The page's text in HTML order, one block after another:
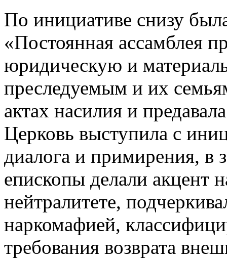
По инициативе снизу
«Постоянная ассамблея
юридическую и
преследуемым и их
актах насилия и
Церковь выступила с
диалога и примирения, в
епископы делали акцент
нейтралитете,
наркомафией,
требования возврата